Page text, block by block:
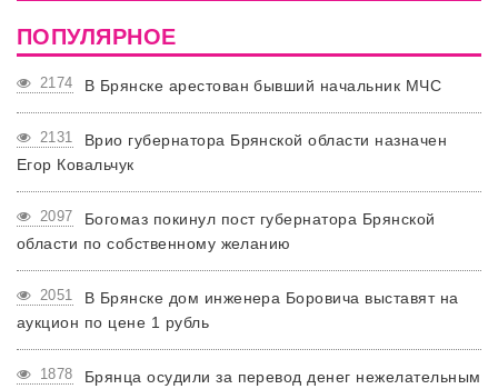
ПОПУЛЯРНОЕ
2174 В Брянске арестован бывший начальник МЧС
2131
Врио губернатора Брянской области назначен
Егор Ковальчук
2097
Богомаз покинул пост губернатора Брянской
области по собственному желанию
2051
В Брянске дом инженера Боровича выставят на
аукцион по цене 1 рубль
1878
Брянца осудили за перевод денег нежелательным